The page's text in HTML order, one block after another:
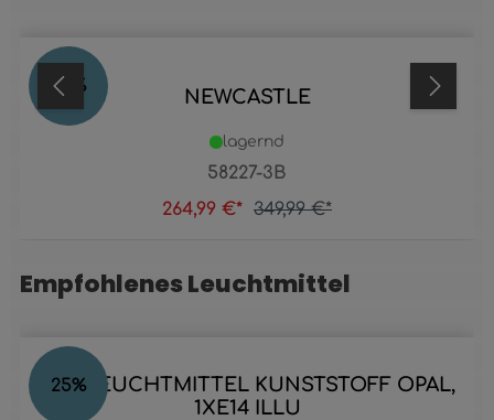
24 % NEWCASTLE
58227-3B
lagernd
264,99 €* 349,99 €*
Produktgalerie überspringen
Empfohlenes Leuchtmittel
25%
LED LEUCHTMITTEL KUNSTSTOFF OPAL,
1XE14 ILLU